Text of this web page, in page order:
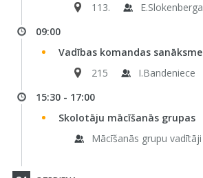
113.
E.Slokenberga
09:00
Vadības komandas sanāksme
215
I.Bandeniece
15:30 - 17:00
Skolotāju mācīšanās grupas
Mācīšanās grupu vadītāji